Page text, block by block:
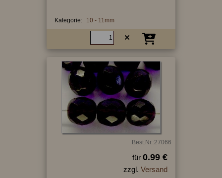
Kategorie: 10 - 11mm
Best.Nr.:27066
für 0.99 €
zzgl. Versand